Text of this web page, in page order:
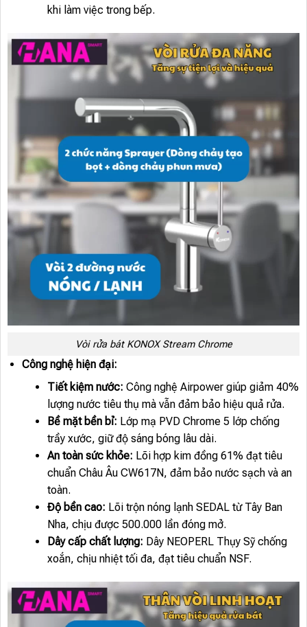
khi làm việc trong bếp.
Vòi rửa bát KONOX Stream Chrome
Công nghệ hiện đại:
Tiết kiệm nước: Công nghệ Airpower giúp giảm 40%
lượng nước tiêu thụ mà vẫn đảm bảo hiệu quả rửa.
Bề mặt bền bỉ: Lớp mạ PVD Chrome 5 lớp chống
trầy xước, giữ độ sáng bóng lâu dài.
An toàn sức khỏe: Lõi hợp kim đồng 61% đạt tiêu
chuẩn Châu Âu CW617N, đảm bảo nước sạch và an
toàn.
Độ bền cao: Lõi trộn nóng lạnh SEDAL từ Tây Ban
Nha, chịu được 500.000 lần đóng mở.
Dây cấp chất lượng: Dây NEOPERL Thụy Sỹ chống
xoắn, chịu nhiệt tối đa, đạt tiêu chuẩn NSF.